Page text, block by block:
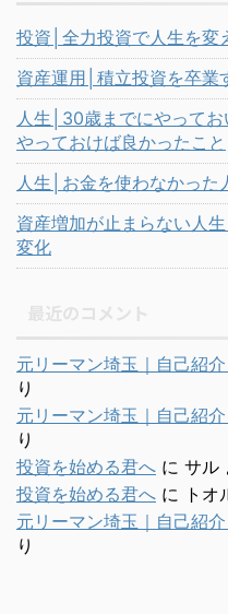
投資│全力投資で人生を変
資産運用│積立投資を卒業
人生│30歳までにやって
やっておけば良かったこと
人生│お金を使わなかった
資産増加が止まらない人
変化
元リーマン埼玉｜自己紹
り
元リーマン埼玉｜自己紹
り
投資を始める君へ に サル
投資を始める君へ に トオ
元リーマン埼玉｜自己紹
り